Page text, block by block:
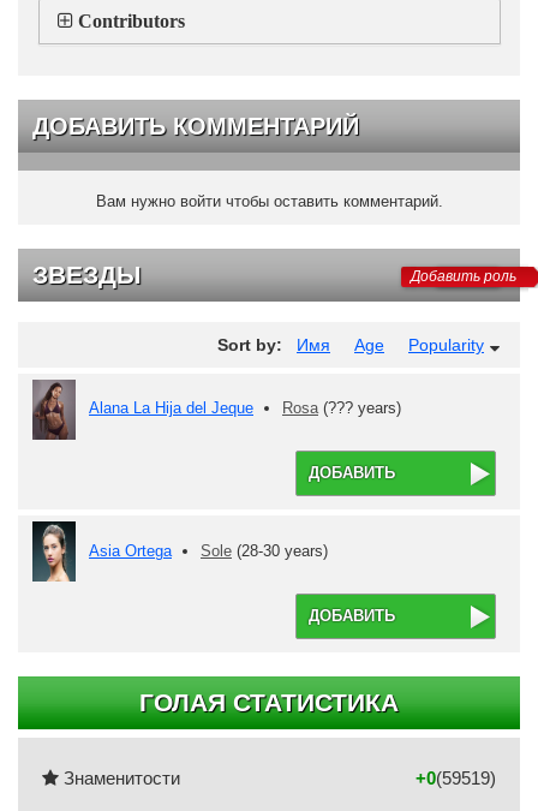
Contributors
ДОБАВИТЬ КОММЕНТАРИЙ
Вам нужно войти чтобы оставить комментарий.
ЗВЕЗДЫ Добавить роль
Sort by: Имя Age Popularity
Alana La Hija del Jeque Rosa(??? years)
ДОБАВИТЬ
Asia Ortega Sole (28-30 years)
ДОБАВИТЬ
ГОЛАЯ СТАТИСТИКА
Знаменитости (59519)
+0